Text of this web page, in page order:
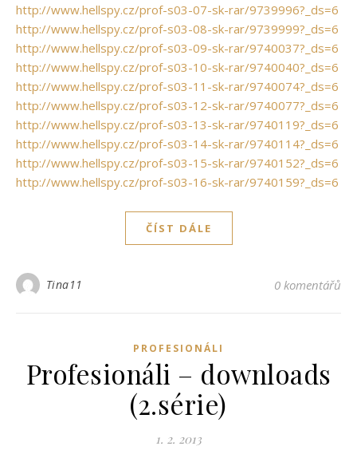
http://www.hellspy.cz/prof-s03-07-sk-rar/9739996?_ds=6
http://www.hellspy.cz/prof-s03-08-sk-rar/9739999?_ds=6
http://www.hellspy.cz/prof-s03-09-sk-rar/9740037?_ds=6
http://www.hellspy.cz/prof-s03-10-sk-rar/9740040?_ds=6
http://www.hellspy.cz/prof-s03-11-sk-rar/9740074?_ds=6
http://www.hellspy.cz/prof-s03-12-sk-rar/9740077?_ds=6
http://www.hellspy.cz/prof-s03-13-sk-rar/9740119?_ds=6
http://www.hellspy.cz/prof-s03-14-sk-rar/9740114?_ds=6
http://www.hellspy.cz/prof-s03-15-sk-rar/9740152?_ds=6
http://www.hellspy.cz/prof-s03-16-sk-rar/9740159?_ds=6
ČÍST DÁLE
Tina11 0 komentářů
PROFESIONÁLI
Profesionáli – downloads
(2.série)
1. 2. 2013